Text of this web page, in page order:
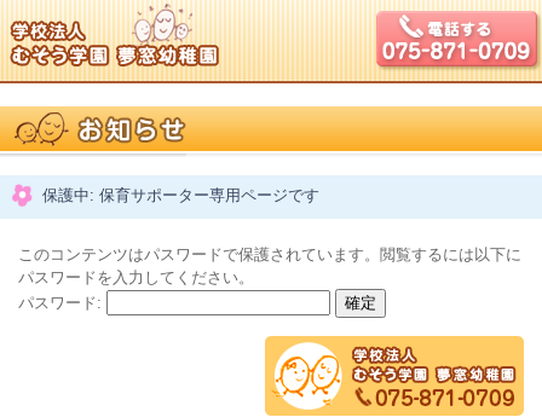
保護中: 保育サポーター専用ページです
このコンテンツはパスワードで保護されています。閲覧するには以下に
パスワードを入力してください。
パスワード: